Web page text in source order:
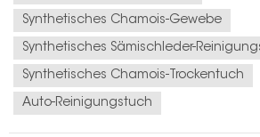
Synthetisches Chamois-Gewebe
Synthetisches Sämischleder-
Synthetisches Chamois-Trockentuch
Auto-Reinigungstuch